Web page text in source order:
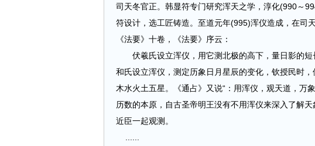
司天冬官正。韩显符专门研究浑天之学，淳化(990～
符设计，选工匠铸造。至道元年(995)浑仪造成，在司
《法要》十卷，《法要》序云：
伏羲氏设立浑仪，用它测北极的高下，量日影的短
和氏设立浑仪，测定历象日月星辰的变化，钦授民时
木水火土五星。《通占》又说“：用浑仪，观天道，万
历数的本原，自古圣帝明王没有不用浑仪来深入了解
近臣一起观测。